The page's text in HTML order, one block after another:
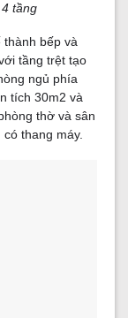
tầng
thành bếp và
tầng trệt tạo
ngủ phía
tích 30m2 và
thờ và sân
thang máy.